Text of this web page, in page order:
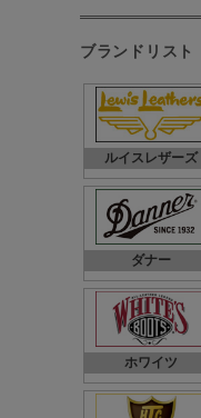
ブランドリスト
ルイスレザーズ
ダナー
ホワイツ